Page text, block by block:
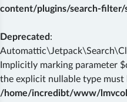
content/plugins/search-filter/
Deprecated :
Implicitly marking parameter
the explicit nullable type must
/home/incredibt/www/